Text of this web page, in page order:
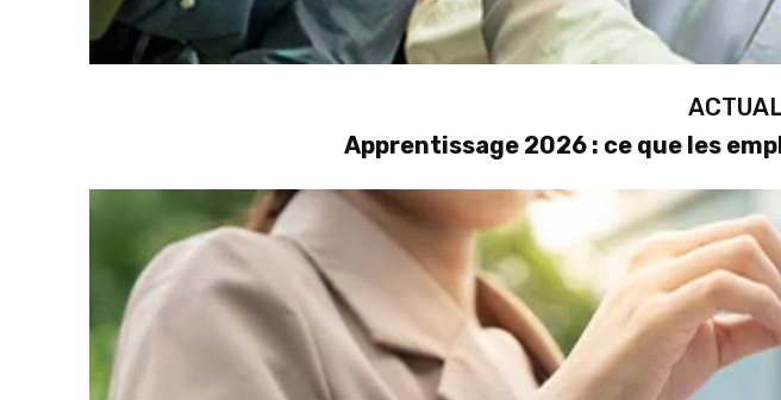
Apprentissage 2026 : ce que les